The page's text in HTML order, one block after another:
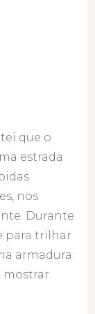
que o
estrada
nos
Durante
para trilhar
armadura:
mostrar